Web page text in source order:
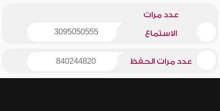
عدد مرات
الاستماع 3095050555
عدد مرات الحفظ 840244820